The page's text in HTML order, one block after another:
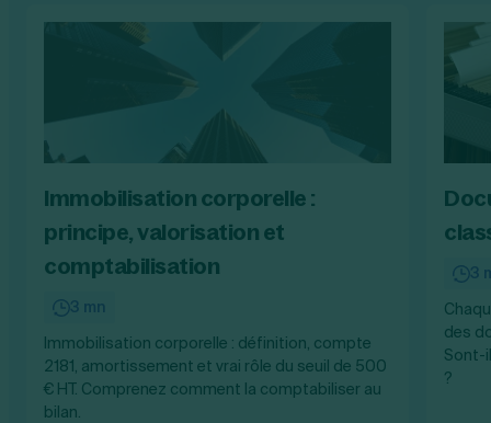
Immobilisation corporelle :
principe, valorisation et
comptabilisation
3 mn
Immobilisation corporelle : définition, compte
2181, amortissement et vrai rôle du seuil de 500
€ HT. Comprenez comment la comptabiliser au
bilan.
3
des
Sont-
?